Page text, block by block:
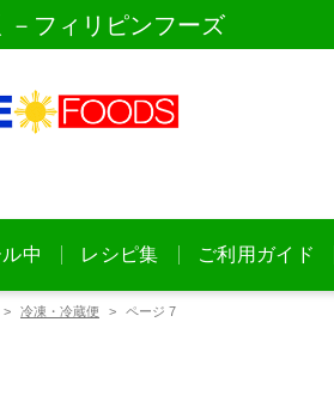
－フィリピンフーズ
中 レシピ集 ご利用ガイド
冷凍・冷蔵便 ページ 7